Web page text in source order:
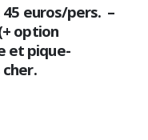
45 euros/pers. –
option
et pique-
cher.